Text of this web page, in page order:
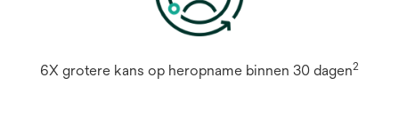
6X grotere kans op heropname binnen 30 dagen2